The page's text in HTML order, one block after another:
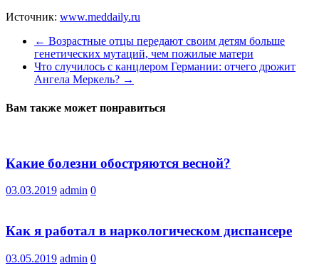
Источник: www.meddaily.ru
← Возрастные отцы передают своим детям больше
генетических мутаций, чем пожилые матери
Что случилось с канцлером Германии: отчего дрожит
Ангела Меркель? →
Вам также может понравиться
Какие болезни обостряются весной?
03.03.2019 admin 0
Как я работал в наркологическом диспансере
03.05.2019 admin 0